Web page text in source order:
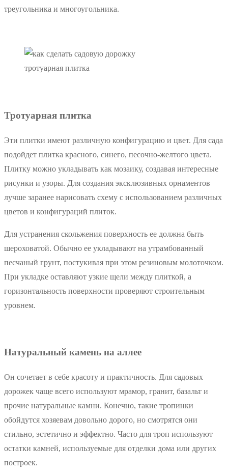
треугольника и многоугольника.
тротуарная плитка
Тротуарная плитка
Эти плитки имеют различную конфигурацию и цвет. Для сада
подойдет плитка красного, синего, песочно-желтого цвета.
Плитку можно укладывать как мозаику, создавая интересные
рисунки и узоры. Для создания эксклюзивных орнаментов
лучше заранее нарисовать схему с использованием различных
цветов и конфигураций плиток.
Для устранения скольжения поверхность ее должна быть
шероховатой. Обычно ее укладывают на утрамбованный
песчаный грунт, постукивая при этом резиновым молоточком.
При укладке оставляют узкие щели между плиткой, а
горизонтальность поверхности проверяют строительным
уровнем.
Натуральный камень на аллее
Он сочетает в себе красоту и практичность. Для садовых
дорожек чаще всего используют мрамор, гранит, базальт и
прочие натуральные камни. Конечно, такие тропинки
обойдутся хозяевам довольно дорого, но смотрятся они
стильно, эстетично и эффектно. Часто для троп используют
остатки камней, используемые для отделки дома или других
построек.